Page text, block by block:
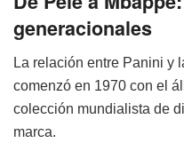
generacionales
La relación entre Panini
comenzó en 1970 con el
colección mundialista de
marca.